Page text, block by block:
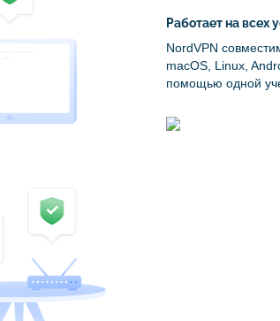
Работает на всех
NordVPN
macOS, Linux,
помощью одной